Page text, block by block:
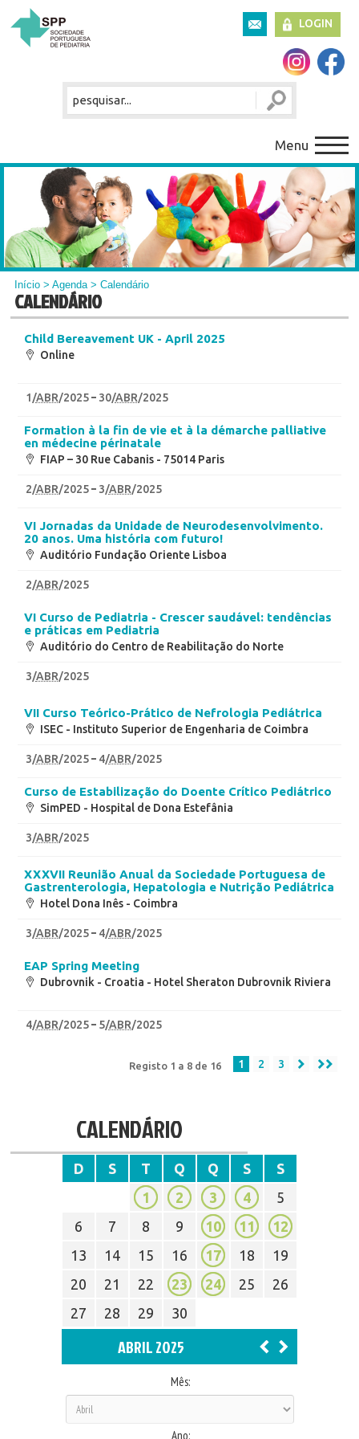
LOGIN
Menu
Início >Agenda> Calendário
CALENDÁRIO
Child Bereavement UK - April 2025
Online
1/ABR/2025 30/ABR/2025
Formation à la fin de vie et à la démarche palliative
en médecine périnatale
FIAP – 30 Rue Cabanis - 75014 Paris
2/ABR/2025 3/ABR/2025
VI Jornadas da Unidade de Neurodesenvolvimento.
20 anos. Uma história com futuro!
Auditório Fundação Oriente Lisboa
2/ABR/2025
VI Curso de Pediatria - Crescer saudável: tendências
e práticas em Pediatria
Auditório do Centro de Reabilitação do Norte
3/ABR/2025
VII Curso Teórico-Prático de Nefrologia Pediátrica
ISEC - Instituto Superior de Engenharia de Coimbra
3/ABR/2025 4/ABR/2025
Curso de Estabilização do Doente Crítico Pediátrico
SimPED - Hospital de Dona Estefânia
3/ABR/2025
XXXVII Reunião Anual da Sociedade Portuguesa de
Gastrenterologia, Hepatologia e Nutrição Pediátrica
Hotel Dona Inês - Coimbra
3/ABR/2025 4/ABR/2025
EAP Spring Meeting
Dubrovnik - Croatia - Hotel Sheraton Dubrovnik Riviera
4/ABR/2025 5/ABR/2025
Registo 1 a 8 de 16 1 2 3
CALENDÁRIO
D S T Q Q S
S
1
2 3 4
5
6
7 8 9 10 11
12
13
14 15 16 17 18
19
20
21 22 23 24 25
26
27
28 29 30
ABRIL 2025
Mês:
Ano: